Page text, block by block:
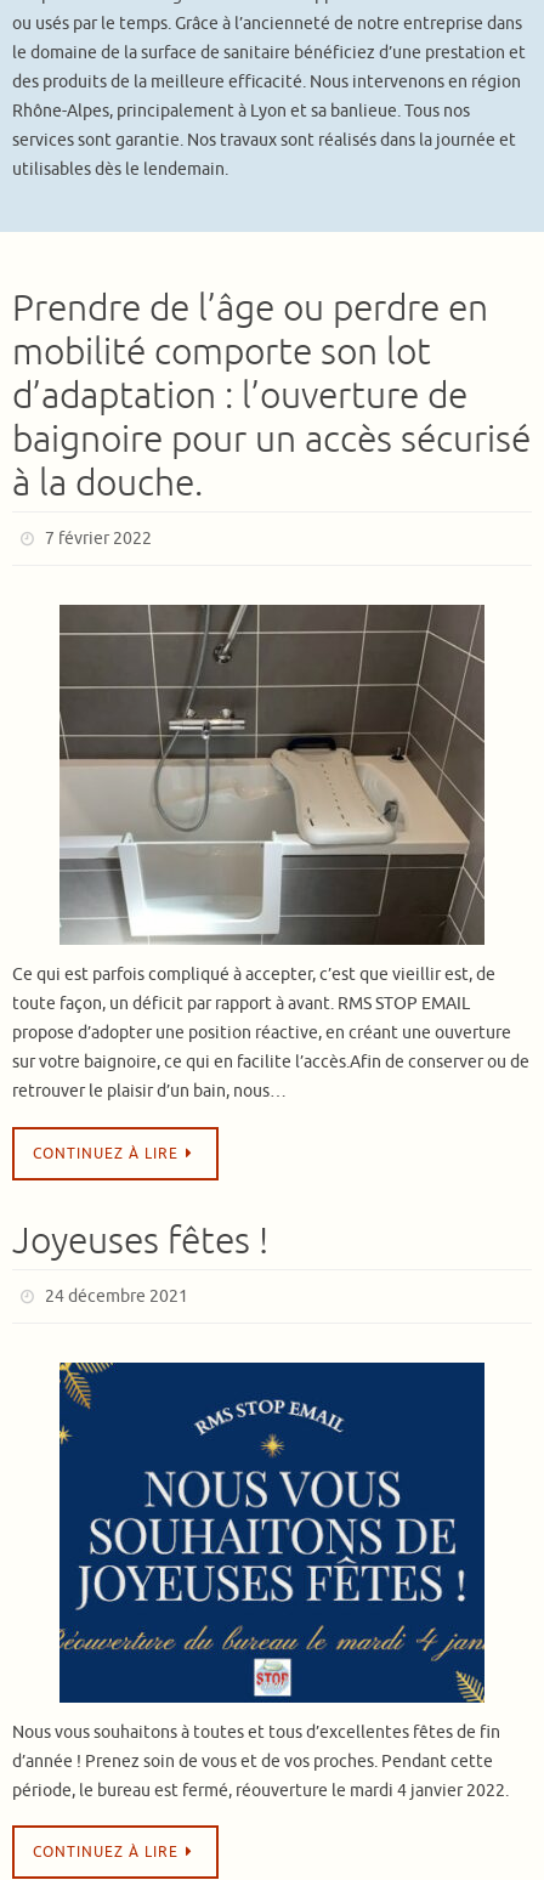
ou usés par le temps. Grâce à l’ancienneté de notre entreprise dans
le domaine de la surface de sanitaire bénéficiez d’une prestation et
des produits de la meilleure efficacité. Nous intervenons en région
Rhône-Alpes, principalement à Lyon et sa banlieue. Tous nos
services sont garantie. Nos travaux sont réalisés dans la journée et
utilisables dès le lendemain.
Prendre de l’âge ou perdre en
mobilité comporte son lot
d’adaptation : l’ouverture de
baignoire pour un accès sécurisé
à la douche.
7 février 2022
Ce qui est parfois compliqué à accepter, c’est que vieillir est, de
toute façon, un déficit par rapport à avant. RMS STOP EMAIL
propose d’adopter une position réactive, en créant une ouverture
sur votre baignoire, ce qui en facilite l’accès.Afin de conserver ou de
retrouver le plaisir d’un bain, nous…
CONTINUEZ À LIRE
Joyeuses fêtes !
24 décembre 2021
Nous vous souhaitons à toutes et tous d’excellentes fêtes de fin
d’année ! Prenez soin de vous et de vos proches. Pendant cette
période, le bureau est fermé, réouverture le mardi 4 janvier 2022.
CONTINUEZ À LIRE